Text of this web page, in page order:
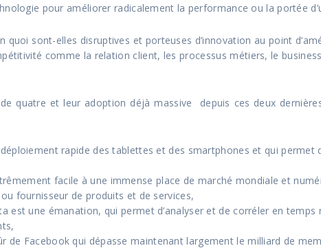
pour améliorer radicalement la performance ou la portée
quoi sont-elles disruptives et porteuses d’innovation au point
comme la relation client, les processus métiers, le
quatre et leur adoption déjà massive depuis ces deux
rapide des tablettes et des smartphones et qui permet
facile à une immense place de marché mondiale et
fournisseur de produits et de services,
est une émanation, qui permet d’analyser et de corréler en
de Facebook qui dépasse maintenant largement le milliard de